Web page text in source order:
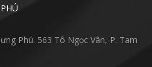
Phú. 563 Tô Ngọc Vân, P. Tam